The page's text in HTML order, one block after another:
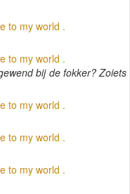
to my world .
to my world .
bij de fokker? Zoiets
to my world .
to my world .
to my world .